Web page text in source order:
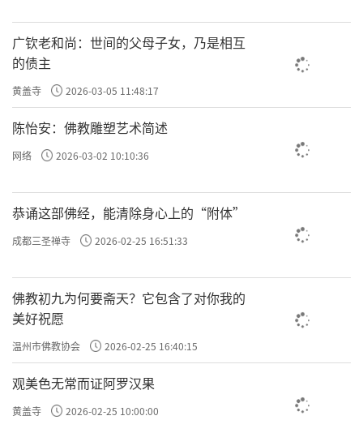
广钦老和尚：世间的父母子女，乃是相互
的债主
黄盖寺 2026-03-05 11:48:17
陈怡安：佛教雕塑艺术简述
网络 2026-03-02 10:10:36
恭诵这部佛经，能清除身心上的“附体”
成都三圣禅寺 2026-02-25 16:51:33
佛教初九为何要斋天？它包含了对你我的
美好祝愿
温州市佛教协会 2026-02-25 16:40:15
观美色无常而证阿罗汉果
黄盖寺 2026-02-25 10:00:00